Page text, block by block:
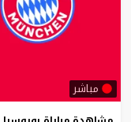
مباشر